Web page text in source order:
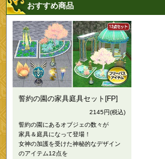
おすすめ商品
誓約の園の家具庭具セット[FP]
2145円(税込)
誓約の園にあるオブジェの数々が
家具＆庭具になって登場！
女神の加護を受けた神秘的なデザイン
のアイテム12点を